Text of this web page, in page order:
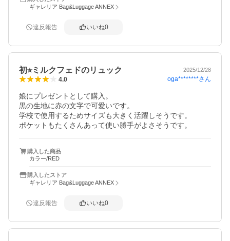
ギャレリア Bag&Luggage ANNEX
違反報告 いいね0
初⭐︎ミルクフェドのリュック 2025/12/28
4.0 oga********さん
娘にプレゼントとして購入。
黒の生地に赤の文字で可愛いです。
学校で使用するためサイズも大きく活躍しそうです。
ポケットもたくさんあって使い勝手がよさそうです。
購入した商品
カラー/RED
購入したストア
ギャレリア Bag&Luggage ANNEX
違反報告 いいね0